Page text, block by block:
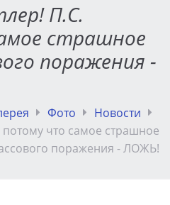
П.С.
страшное
поражения -
Фото
Новости
потому что самое страшное
поражения - ЛОЖЬ!